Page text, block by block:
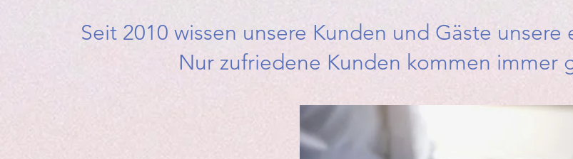
Seit 2010 wissen unsere Kunden und Gäste
Nur zufriedene Kunden kommen immer